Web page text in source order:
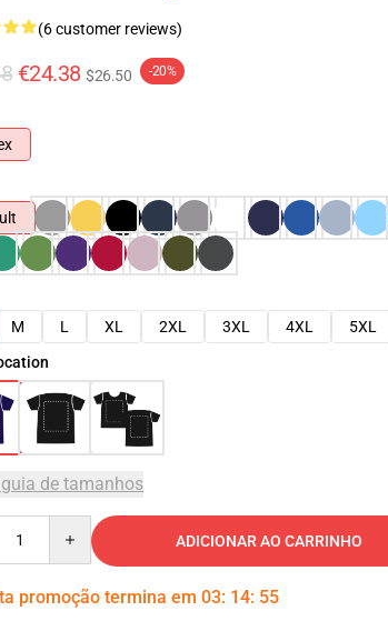
(6 customer reviews)
€24.38 $26.50 -20%
M L XL 2XL 3XL 4XL
5XL
de tamanhos
ADICIONAR AO CARRINHO
promoção termina em 03: 14: 54